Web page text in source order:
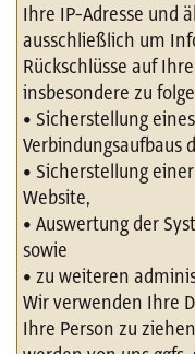
Ihre IP-Adresse und
ausschließlich um
Rückschlüsse auf
insbesondere zu
• Sicherstellung
Verbindungsaufbaus
• Sicherstellung
Website,
• Auswertung der
sowie
• zu weiteren
Wir verwenden Ihre
Ihre Person zu